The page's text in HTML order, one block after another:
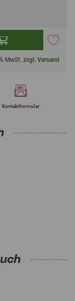
MwSt. zzgl. Versand
Kontaktformular